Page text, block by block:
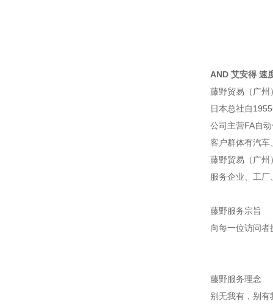
AND 艾安得 速
藤野贸易（广州
日本总社自
公司主营FA自
客户群体有汽车
藤野贸易（广州
服务企业、工
藤野服务宗旨
向每一位访问
藤野服务理念
别无我有，别